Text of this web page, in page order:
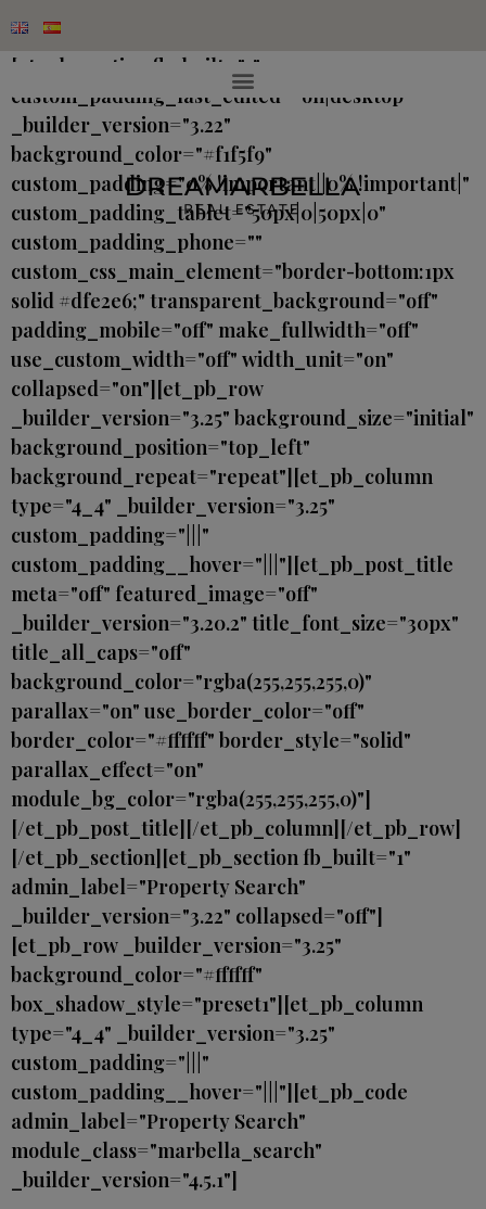
[et_pb_section fb_built="1"
custom_padding_last_edited="on|desktop"
_builder_version="3.22"
background_color="#f1f5f9"
custom_padding="0% !important||0% !important|"
custom_padding_tablet="50px|0|50px|0"
custom_padding_phone=""
custom_css_main_element="border-bottom:1px
solid #dfe2e6;" transparent_background="off"
padding_mobile="off" make_fullwidth="off"
use_custom_width="off" width_unit="on"
collapsed="on"][et_pb_row
_builder_version="3.25" background_size="initial"
background_position="top_left"
background_repeat="repeat"][et_pb_column
type="4_4" _builder_version="3.25"
custom_padding="|||"
custom_padding__hover="|||"][et_pb_post_title
meta="off" featured_image="off"
_builder_version="3.20.2" title_font_size="30px"
title_all_caps="off"
background_color="rgba(255,255,255,0)"
parallax="on" use_border_color="off"
border_color="#ffffff" border_style="solid"
parallax_effect="on"
module_bg_color="rgba(255,255,255,0)"]
[/et_pb_post_title][/et_pb_column][/et_pb_row]
[/et_pb_section][et_pb_section fb_built="1"
admin_label="Property Search"
_builder_version="3.22" collapsed="off"]
[et_pb_row _builder_version="3.25"
background_color="#ffffff"
box_shadow_style="preset1"][et_pb_column
type="4_4" _builder_version="3.25"
custom_padding="|||"
custom_padding__hover="|||"][et_pb_code
admin_label="Property Search"
module_class="marbella_search"
_builder_version="4.5.1"]